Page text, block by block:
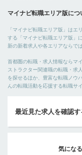
マイナビ転職エリア版につ
「マイナビ転職エリア版」はエ
する「マイナビ転職エリア版」
新の新着求人や各エリアならで
首都圏の転職・求人情報ならマ
ストラクター関連職の転職・求
を探せるほか、豊富な転職ノウ
んの転職活動を応援する転職サ
最近見た求人を確認す
気にな